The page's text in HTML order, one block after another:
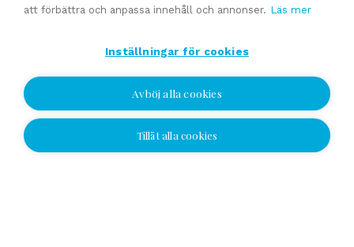
tel010 2864 015
simo.poikola@yrityskaupat.net
Dela sida:
Jag vill bli kontaktad
att förbättra och anpassa innehåll och annonser. Läs mer
Inställningar för cookies
Avböj alla cookies
Tillåt alla cookies